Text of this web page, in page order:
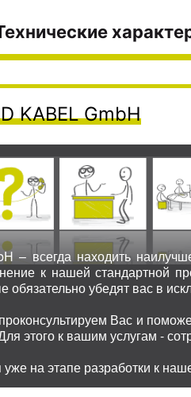
KABEL GmbH
– всегда находить
к нашей стандартной
обязательно убедят вас в
Вас и
этого к вашим услугам -
на этапе разработки к